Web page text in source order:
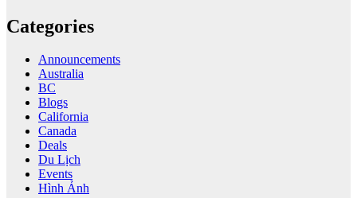
Categories
Announcements
Australia
BC
Blogs
California
Canada
Deals
Du Lịch
Events
Hình Ảnh